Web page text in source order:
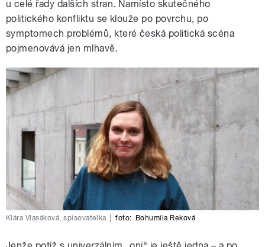
u celé řady dalších stran. Namísto skutečného
politického konfliktu se klouže po povrchu, po
symptomech problémů, které česká politická scéna
pojmenovává jen mlhavě.
Klára Vlasáková, spisovatelka foto: Bohumila Reková